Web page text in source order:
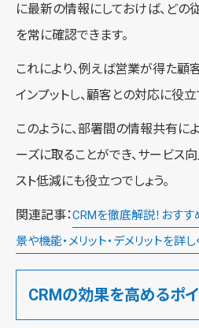
に最新の情報にしておけば、ど
を常に確認できます。
これにより、例えば営業が得た顧
インプットし、顧客との対応に役立
このように、部署間の情報共有に
ーズに取ることができ、サービス
スト低減にも役立つでしょう。
関連記事：CRMを徹底解説！おす
景や機能・メリット・デメリットを詳
CRMの効果を高めるポ